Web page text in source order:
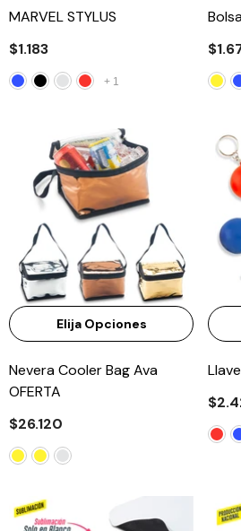
MARVEL STYLUS
$1.183
+ 1
Elija Opciones
Nevera Cooler Bag Ava
OFERTA
$26.120